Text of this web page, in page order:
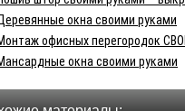
окна своими руками
офисных перегородок
окна своими руками